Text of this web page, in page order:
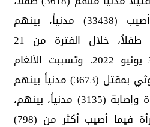
و(1974) امرأة، فيما أصيب (33438) مدنياً، بينهم
(5875) امرأة، و(4334) طفلاً، خلال الفترة من 21
ديسمبر 2014، حتى 30 يونيو 2022. وتسببت الألغام
التي زرعتها مليشيا الحوثي بمقتل (3673) مدنياً بينهم
(647) طفلاً، و(462) امرأة وإصابة (3135) مدنياً، بينهم،
(741) طفلاً، و(362) امرأة فيما أصيب أكثر من (798)